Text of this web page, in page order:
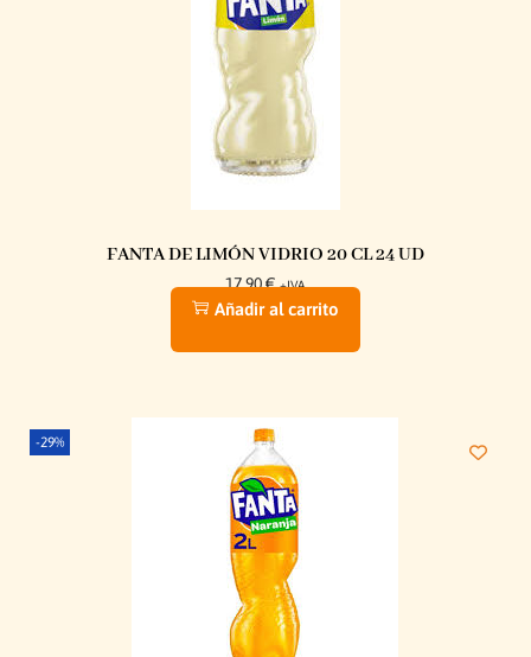
FANTA DE LIMÓN VIDRIO 20 CL 24 UD
17,90€ +IVA
Añadir al carrito
-29%